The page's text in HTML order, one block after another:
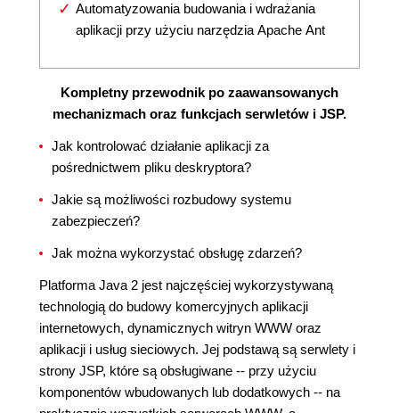
Automatyzowania budowania i wdrażania
aplikacji przy użyciu narzędzia Apache Ant
Kompletny przewodnik po zaawansowanych
mechanizmach oraz funkcjach serwletów i JSP.
Jak kontrolować działanie aplikacji za
pośrednictwem pliku deskryptora?
Jakie są możliwości rozbudowy systemu
zabezpieczeń?
Jak można wykorzystać obsługę zdarzeń?
Platforma Java 2 jest najczęściej wykorzystywaną
technologią do budowy komercyjnych aplikacji
internetowych, dynamicznych witryn WWW oraz
aplikacji i usług sieciowych. Jej podstawą są serwlety i
strony JSP, które są obsługiwane -- przy użyciu
komponentów wbudowanych lub dodatkowych -- na